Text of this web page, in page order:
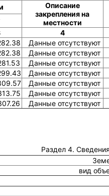
Описание
закрепления на
местности
4
Данные отсутствуют
Данные отсутствуют
Данные отсутствуют
Данные отсутствуют
Данные отсутствуют
Данные отсутствуют
Данные отсутствуют
Раздел 4.
вид